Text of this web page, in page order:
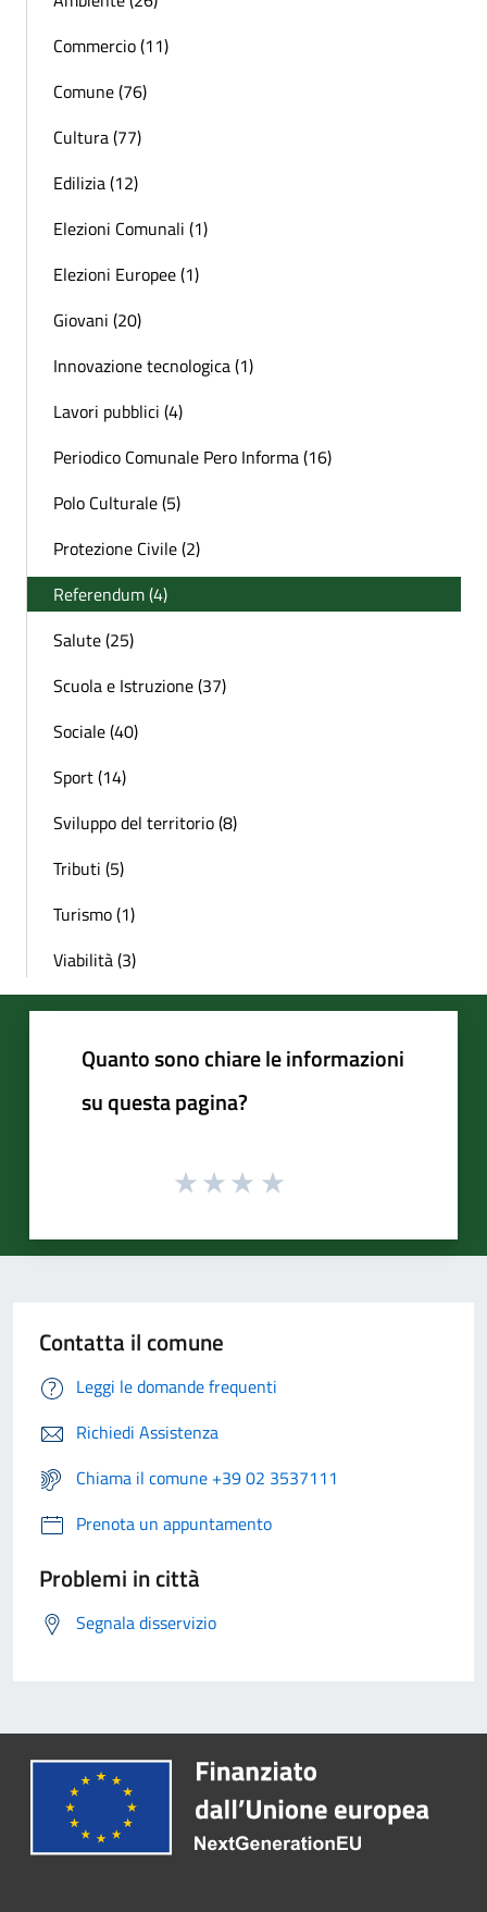
Commercio (11)
Comune (76)
Cultura (77)
Edilizia (12)
Elezioni Comunali (1)
Elezioni Europee (1)
Giovani (20)
Innovazione tecnologica (1)
Lavori pubblici (4)
Periodico Comunale Pero Informa (16)
Polo Culturale (5)
Protezione Civile (2)
Referendum (4)
Salute (25)
Scuola e Istruzione (37)
Sociale (40)
Sport (14)
Sviluppo del territorio (8)
Tributi (5)
Turismo (1)
Viabilità (3)
Quanto sono chiare le informazioni
su questa pagina?
Contatta il comune
Leggi le domande frequenti
Richiedi Assistenza
Chiama il comune +39 02 3537111
Prenota un appuntamento
Problemi in città
Segnala disservizio